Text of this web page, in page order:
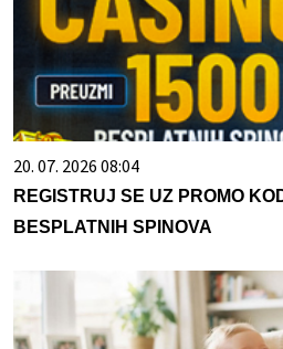
20. 07. 2026 08:04
REGISTRUJ SE UZ PROMO
BESPLATNIH SPINOVA